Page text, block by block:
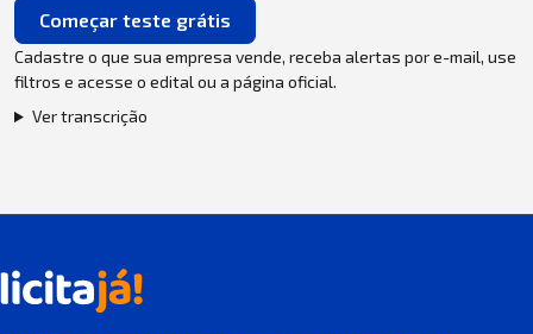
Começar teste grátis
Cadastre o que sua empresa vende, receba alertas por e-mail, use
filtros e acesse o edital ou a página oficial.
Ver transcrição